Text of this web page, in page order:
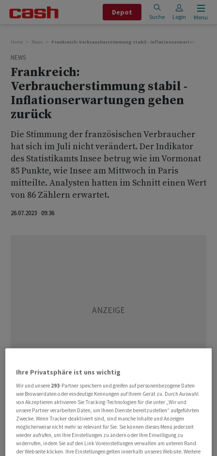
Depot
Suche Login Menu
Home News Frankreich: Verbraucherstimmung stabil - Inflationserwartungen
NEWS
Frankreich:
Verbraucherstimmung stabil -
Inflationserwartungen gehen
zurück
Die Stimmung der französischen Verbraucher
hat sich im Juli nicht verändert. Der Indikator
des Statistikamts Insee betrug wie im Vormonat
85 Punkte, wie Insee am Mittwoch in Paris
mitteilte. Analysten hatten im Schnitt einen Wert
von 86 Zählern erwartet.
26.07.2023 09:36
Die Sparneigung der Haushalte bleibe hoch, die Furcht
vor Arbeitslosigkeit sei etwas gestiegen, teilten die
Statistiker mit. Die Inflationserwartungen seien weiter
zurückgegangen und auf den tiefsten Stand seit Mai
2009 gefallen.
Ihre Privatsphäre ist uns wichtig
Wir und unsere 293-Partner speichern und greifen auf personenbezogene Daten
wie Browserdaten oder eindeutige Kennungen auf Ihrem Gerät zu. Durch Auswahl
von Akzeptieren aktivieren Sie Tracking-Technologien für die unter „Wir und
unsere Partner verarbeiten Daten, um Ihnen Dienste bereitzustellen“ aufgeführten
Zwecke. Wenn Tracker deaktiviert sind, sind manche Inhalte und Anzeigen
möglicherweise nicht mehr so relevant für Sie. Sie können dieses Menü jederzeit
wieder aufrufen, um Ihre Einstellungen zu ändern oder Ihre Einwilligung zu
widerrufen, indem Sie auf den Link Voreinstellungen verwalten am unteren Rand
der Webseite klicken. Ihre Einstellungen gelten innerhalb unseres Website. Weitere